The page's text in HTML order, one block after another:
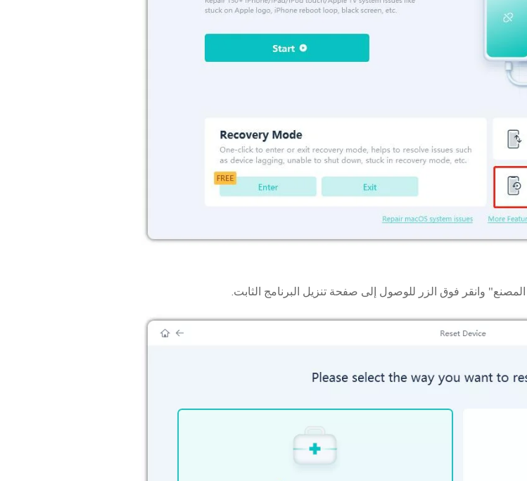
وانقر فوق الزر للوصول إلى صفحة تنزيل البرنامج الثابت.